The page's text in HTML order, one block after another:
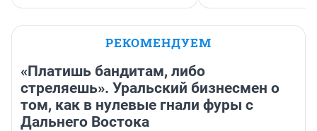
РЕКОМЕНДУЕМ
«Платишь бандитам, либо
стреляешь». Уральский бизнесмен о
том, как в нулевые гнали фуры с
Дальнего Востока